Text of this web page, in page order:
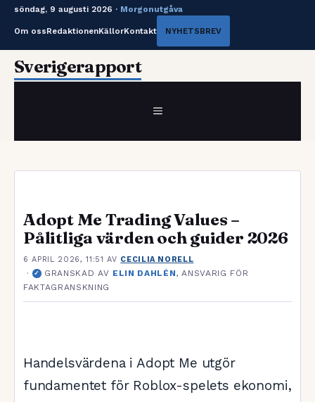
söndag, 9 augusti 2026 · Morgonutgåva
Om ossRedaktionenKällorKontakt NYHETSBREV
HoppaSverigerapport
MENY
Adopt Me Trading Values –
Pålitliga värden och guider 2026
6 APRIL 2026, 11:51 AV CECILIA NORELL
· ✓ GRANSKAD AV ELIN DAHLÉN, ANSVARIG FÖR
FAKTAGRANSKNING
Handelsvärdena i Adopt Me utgör
fundamentet för Roblox-spelets ekonomi,